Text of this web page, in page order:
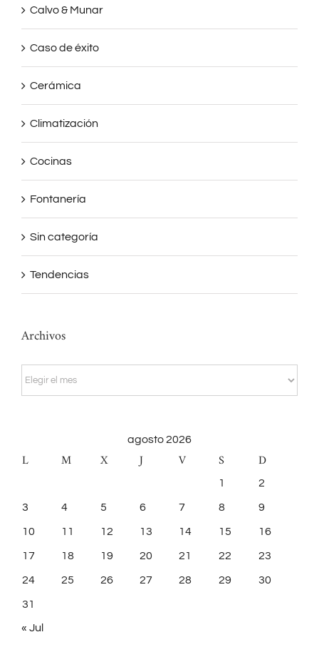
Calvo & Munar
Caso de éxito
Cerámica
Climatización
Cocinas
Fontanería
Sin categoría
Tendencias
Archivos
Archivos
agosto 2026
L M X J V S D
1 2
3 4 5 6 7 8 9
10 11 12 13 14 15 16
17 18 19 20 21 22 23
24 25 26 27 28 29 30
31
« Jul